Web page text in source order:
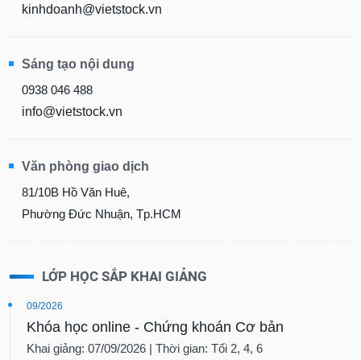
kinhdoanh@vietstock.vn
Sáng tạo nội dung
0938 046 488
info@vietstock.vn
Văn phòng giao dịch
81/10B Hồ Văn Huê,
Phường Đức Nhuận, Tp.HCM
LỚP HỌC SẮP KHAI GIẢNG
09/2026
Khóa học online - Chứng khoán Cơ bản
Khai giảng: 07/09/2026 | Thời gian: Tối 2, 4, 6